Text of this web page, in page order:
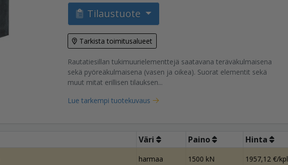
Tilaustuote
Tarkista toimitusalueet
Rautatiesillan tukimuurielementtejä saatavana teräväkulmaisena
sekä pyöreäkulmaisena (vasen ja oikea). Suorat elementit sekä
muut mitat erillisen tilauksen...
Lue tarkempi tuotekuvaus
Väri Paino Hinta
harmaa 1500 kN 1957,12 €/kpl